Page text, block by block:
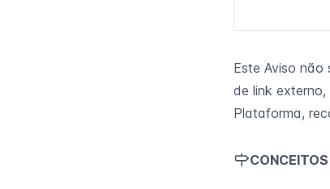
Este Aviso
de link
Plataforma,